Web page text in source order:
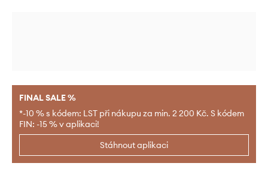
FINAL SALE %
*-10 % s kódem: LST při nákupu za min. 2 200 Kč. S kódem
FIN: -15 % v aplikaci!
Stáhnout aplikaci